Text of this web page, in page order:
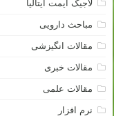
لاجیک آیمت ایتالیا
مباحث دارویی
مقالات انگیزشی
مقالات خبری
مقالات علمی
نرم افزار